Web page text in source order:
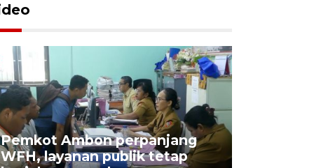
Pemkot Ambon perpanjang
WFH, layanan publik tetap